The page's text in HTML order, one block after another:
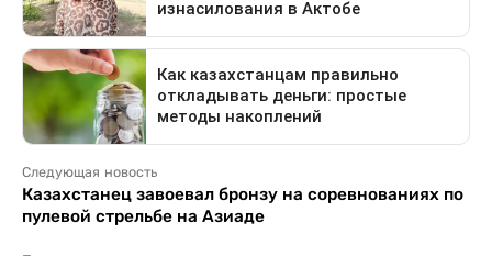
Следующая новость
Казахстанец завоевал бронзу на соревнованиях по
пулевой стрельбе на Азиаде